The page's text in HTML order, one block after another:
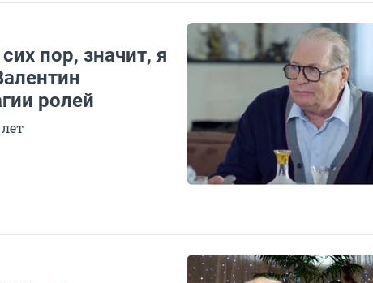
пор, значит, я
ролей